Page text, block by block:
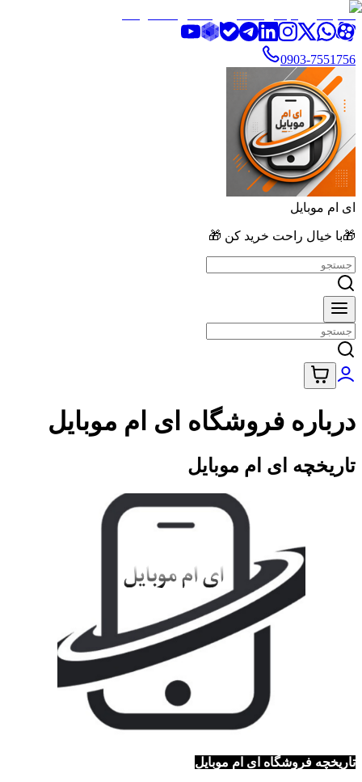
تخفیف ویژه بالای ۲۰٪ روی تمامی محصولات
0903-7551756
ای ام موبایل
🎁با خیال راحت خرید کن 🎁
درباره فروشگاه ای ام موبایل
تاریخچه ای ام موبایل
تاریخچه فروشگاه ای ام موبایل